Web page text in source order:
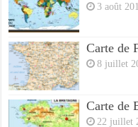
3 août
Carte de
8 juillet
Carte de
22 juillet